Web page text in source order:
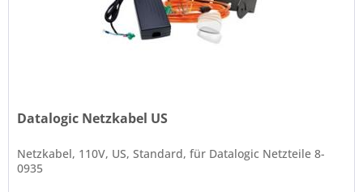
Datalogic Netzkabel US
Netzkabel, 110V, US, Standard, für Datalogic Netzteile 8-
0935